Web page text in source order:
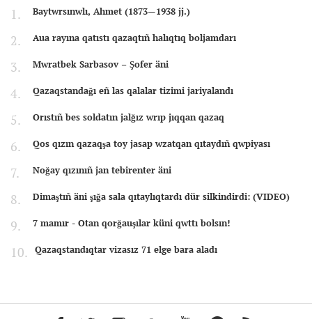
Baytwrsınwlı, Ahmet (1873—1938 jj.)
Aua rayına qatıstı qazaqtıñ halıqtıq boljamdarı
Mwratbek Sarbasov – Şofer äni
Qazaqstandağı eñ las qalalar tizimi jariyalandı
Orıstıñ bes soldatın jalğız wrıp jıqqan qazaq
Qos qızın qazaqşa toy jasap wzatqan qıtaydıñ qwpiyası
Noğay qızınıñ jan tebirenter äni
Dimaştıñ äni şığa sala qıtaylıqtardı dür silkindirdi: (VIDEO)
7 mamır - Otan qorğauşılar küni qwttı bolsın!
Qazaqstandıqtar vizasız 71 elge bara aladı